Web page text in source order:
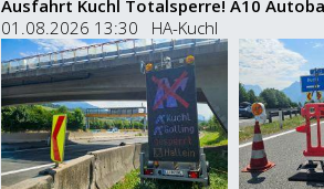
Ausfahrt Kuchl Totalsperre! A10
01.08.2026 13:30 HA-Kuchl